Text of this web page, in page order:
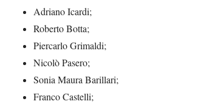
Adriano Icardi;
Roberto Botta;
Piercarlo Grimaldi;
Nicolò Pasero;
Sonia Maura Barillari;
Franco Castelli;